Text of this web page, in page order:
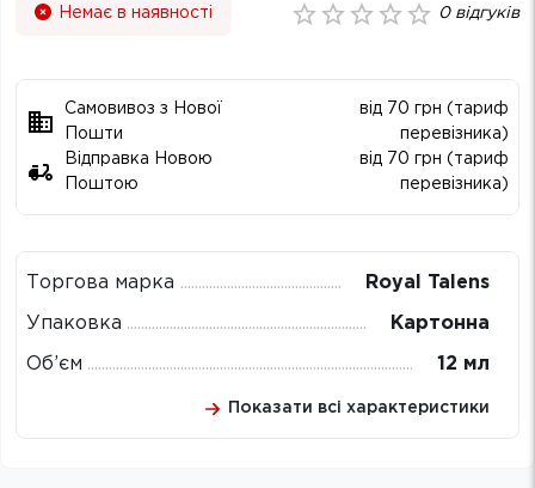
Немає в наявності 0відгуків
Самовивоз з Нової
Пошти
від 70 грн (тариф
перевізника)
Відправка Новою
Поштою
від 70 грн (тариф
перевізника)
Торгова марка Royal Talens
Упаковка Картонна
Об’єм 12 мл
Показати всі характеристики